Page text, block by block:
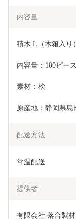
内容量
積木 L（木箱入り）
内容量：100ピー
素材：桧
原産地：静岡県
配送方法
常温配送
提供者
有限会社 落合製